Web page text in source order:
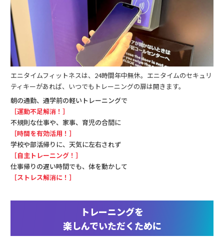
エニタイムフィットネスは、24時間年中無休。エニタイムのセキュリ
ティキーがあれば、いつでもトレーニングの扉は開きます。
朝の通勤、通学前の軽いトレーニングで
［運動不足解消！］
不規則な仕事や、家事、育児の合間に
［時間を有効活用！］
学校や部活帰りに、天気に左右されず
［自主トレーニング！］
仕事帰りの遅い時間でも、体を動かして
［ストレス解消に！］
トレーニングを
楽しんでいただくために